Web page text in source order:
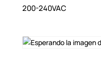
200-240VAC